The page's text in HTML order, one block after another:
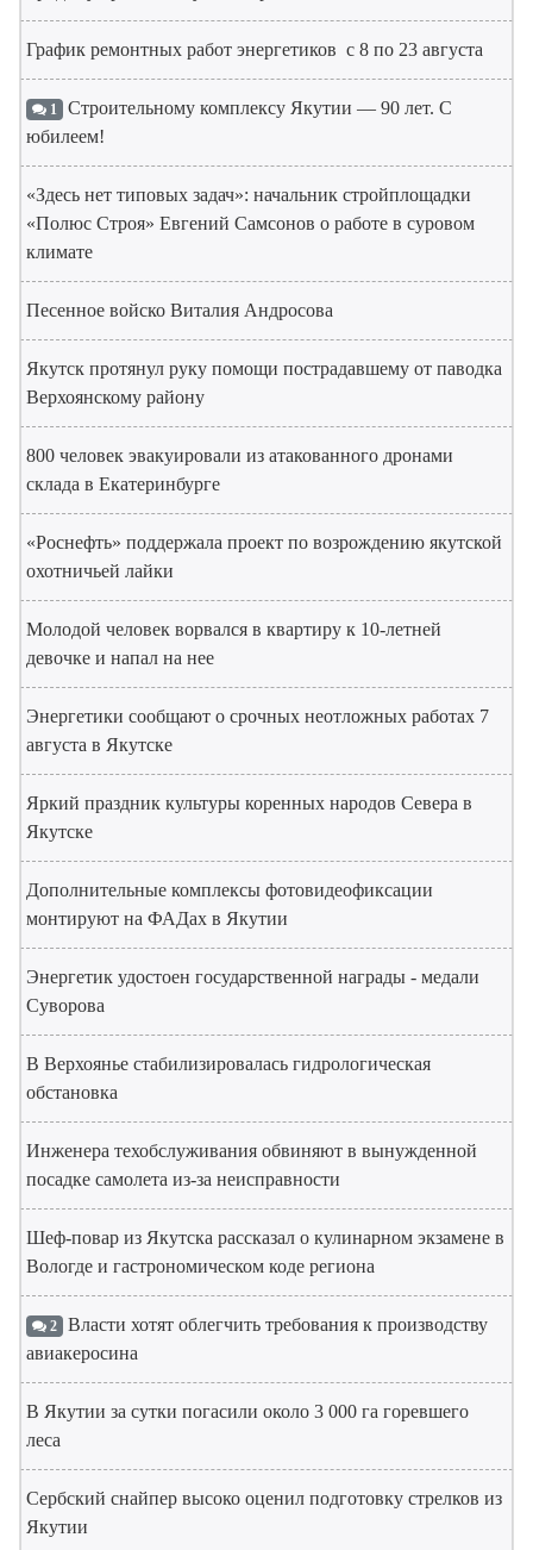
График ремонтных работ энергетиков с 8 по 23 августа
1 Строительному комплексу Якутии — 90 лет. С
юбилеем!
«Здесь нет типовых задач»: начальник стройплощадки
«Полюс Строя» Евгений Самсонов о работе в суровом
климате
Песенное войско Виталия Андросова
Якутск протянул руку помощи пострадавшему от паводка
Верхоянскому району
800 человек эвакуировали из атакованного дронами
склада в Екатеринбурге
«Роснефть» поддержала проект по возрождению якутской
охотничьей лайки
Молодой человек ворвался в квартиру к 10-летней
девочке и напал на нее
Энергетики сообщают о срочных неотложных работах 7
августа в Якутске
Яркий праздник культуры коренных народов Севера в
Якутске
Дополнительные комплексы фотовидеофиксации
монтируют на ФАДах в Якутии
Энергетик удостоен государственной награды - медали
Суворова
В Верхоянье стабилизировалась гидрологическая
обстановка
Инженера техобслуживания обвиняют в вынужденной
посадке самолета из-за неисправности
Шеф-повар из Якутска рассказал о кулинарном экзамене в
Вологде и гастрономическом коде региона
2 Власти хотят облегчить требования к производству
авиакеросина
В Якутии за сутки погасили около 3 000 га горевшего
леса
Сербский снайпер высоко оценил подготовку стрелков из
Якутии